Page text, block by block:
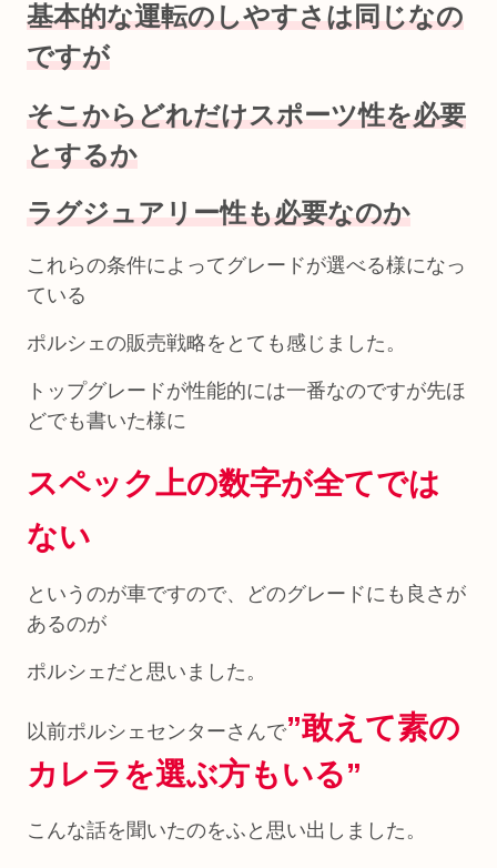
基本的な運転のしやすさは同じなの
ですが
そこからどれだけスポーツ性を必要
とするか
ラグジュアリー性も必要なのか
これらの条件によってグレードが選べる様になっ
ている
ポルシェの販売戦略をとても感じました。
トップグレードが性能的には一番なのですが先ほ
どでも書いた様に
スペック上の数字が全てでは
ない
というのが車ですので、どのグレードにも良さが
あるのが
ポルシェだと思いました。
以前ポルシェセンターさんで”敢えて素の
カレラを選ぶ方もいる”
こんな話を聞いたのをふと思い出しました。